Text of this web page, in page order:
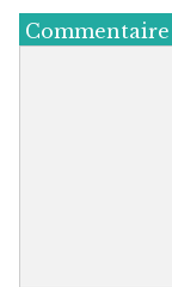
Commentaire